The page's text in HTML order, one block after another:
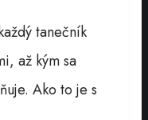
tanečník
až kým sa
Ako to je s